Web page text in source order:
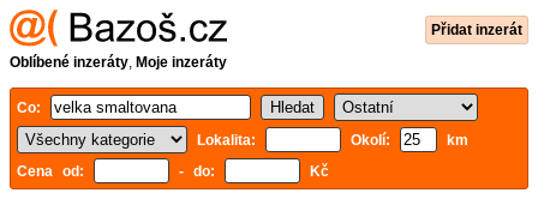
Přidat inzerát
Oblíbené inzeráty, Moje inzeráty
Co:
Lokalita:
Okolí:
km
Cena od:
- do: Kč